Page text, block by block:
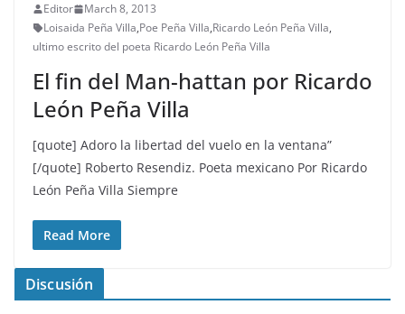
Editor
March 8, 2013
Loisaida Peña Villa,Poe Peña Villa,Ricardo León Peña Villa,
ultimo escrito del poeta Ricardo León Peña Villa
El fin del Man-hattan por Ricardo
León Peña Villa
[quote] Adoro la libertad del vuelo en la ventana”
[/quote] Roberto Resendiz. Poeta mexicano Por Ricardo
León Peña Villa Siempre
Read More
Discusión